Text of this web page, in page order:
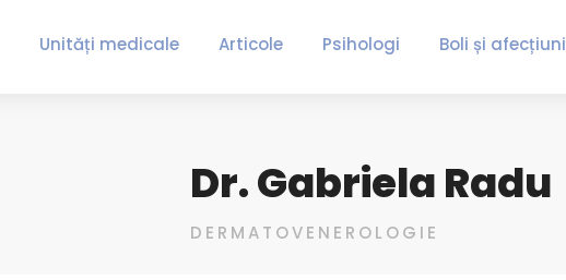
Unități medicale Articole Psihologi Boli și afecțiuni
Dr. Gabriela Radu
DERMATOVENEROLOGIE